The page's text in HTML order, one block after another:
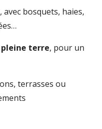
, avec bosquets, haies,
pleine terre, pour un
terrasses ou